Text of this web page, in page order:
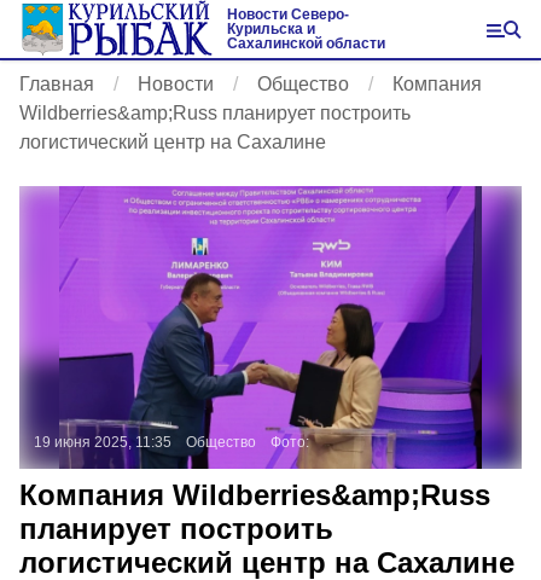
Новости Северо-
Курильска и
Сахалинской области
Главная Новости Общество
Компания
Wildberries&amp;Russ планирует построить
логистический центр на Сахалине
19 июня 2025, 11:35 Общество Фото:
Компания Wildberries&amp;Russ
планирует построить
логистический центр на Сахалине